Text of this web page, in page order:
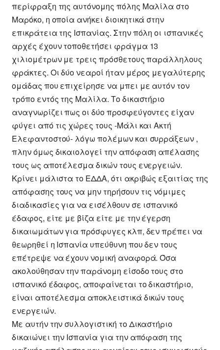
περίφραξη της αυτόνομης πόλης Μαλίλα στο
Μαρόκο, η οποία ανήκει διοικητικά στην
επικράτεια της Ισπανίας. Στην πόλη οι ισπανικές
αρχές έχουν τοποθετήσει φράγμα 13
χιλιομέτρων με τρεις πρόσθετους παράλληλους
φράκτες. Οι δύο νεαροί ήταν μέρος μεγαλύτερης
ομάδας που επιχείρησε να μπει με αυτόν τον
τρόπο εντός της Μαλίλα. Το δικαστήριο
αναγνωρίζει πως οι δύο προσφεύγοντες είχαν
φύγει από τις χώρες τους -Μάλι και Ακτή
Ελεφαντοστού- λόγω πολέμων και συρράξεων ,
πλην όμως δικαιολογεί την απόφαση απέλασης
τους ως αποτέλεσμα δικών τους ενεργειών.
Κρίνει μάλιστα το ΕΔΔΑ, ότι ακριβώς εξαιτίας της
απόφασης τους να μην τηρήσουν τις νόμιμες
διαδικασίες για να εισέλθουν σε ισπανικό
έδαφος, είτε με βίζα είτε με την έγερση
δικαιωμάτων για πρόσφυγες κλπ, δεν πρέπει να
θεωρηθεί η Ισπανία υπεύθυνη που δεν τους
επέτρεψε να έχουν νομική αναφορά. Όσα
ακολούθησαν την παράνομη είσοδο τους στο
ισπανικό έδαφος, αποφαίνεται το δικαστήριο,
είναι αποτέλεσμα αποκλειστικά δικών τους
ενεργειών.
Με αυτήν την συλλογιστική το Δικαστήριο
δικαιώνει την Ισπανία για την απόφαση της